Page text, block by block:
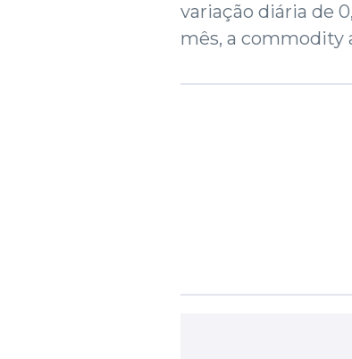
variação diária de
mês, a commodity